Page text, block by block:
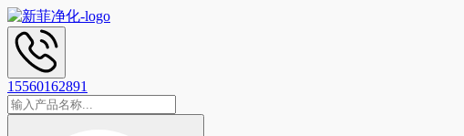
15560162891